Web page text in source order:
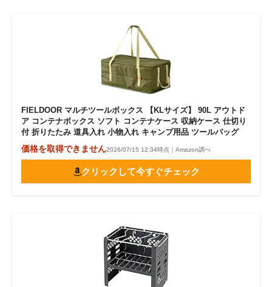
FIELDOOR マルチツールボックス 【KLサイズ】 90L アウトド
ア コンテナボックス ソフト コンテナケース 収納ケース 仕切り
付 折りたたみ 道具入れ 小物入れ キャンプ用品 ツールバッグ
価格を取得できません2026/07/15 12:34時点｜Amazon調べ
クリックして今すぐチェック